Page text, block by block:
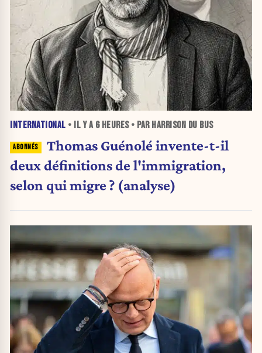
INTERNATIONAL • IL Y A 6 HEURES• PAR HARRISON DU BUS
Thomas Guénolé invente-t-il
deux définitions de l'immigration,
selon qui migre ? (analyse)